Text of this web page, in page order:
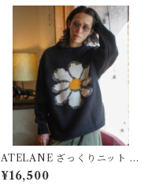
ATELANE ざっくりニット ク
ルーネックセーター フラワー
ブラック 25A-21000
¥16,500